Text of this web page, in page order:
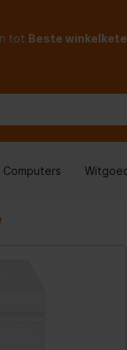
tot Beste
Computers